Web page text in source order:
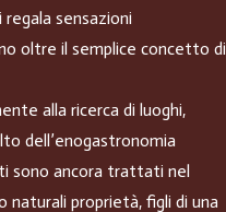
sensazioni
oltre il semplice concetto di
alla ricerca di luoghi,
dell’enogastronomia
sono ancora trattati nel
naturali proprietà, figli di una